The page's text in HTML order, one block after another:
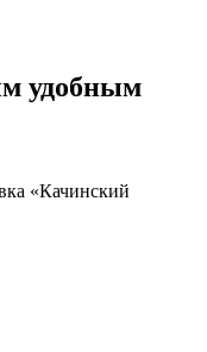
удобным
«Качинский